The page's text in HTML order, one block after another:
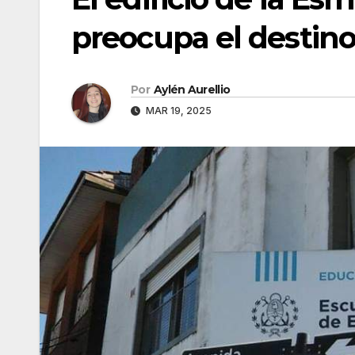
preocupa el
Por Aylén Aurellio
MAR 19, 2025